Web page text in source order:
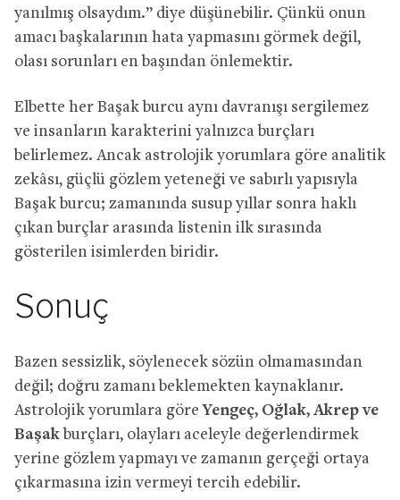
yanılmış olsaydım.” diye düşünebilir. Çünkü onun
amacı başkalarının hata yapmasını görmek değil,
olası sorunları en başından önlemektir.
Elbette her Başak burcu aynı davranışı sergilemez
ve insanların karakterini yalnızca burçları
belirlemez. Ancak astrolojik yorumlara göre analitik
zekâsı, güçlü gözlem yeteneği ve sabırlı yapısıyla
Başak burcu; zamanında susup yıllar sonra haklı
çıkan burçlar arasında listenin ilk sırasında
gösterilen isimlerden biridir.
Sonuç
Bazen sessizlik, söylenecek sözün olmamasından
değil; doğru zamanı beklemekten kaynaklanır.
Astrolojik yorumlara göre Yengeç, Oğlak, Akrep ve
Başak burçları, olayları aceleyle değerlendirmek
yerine gözlem yapmayı ve zamanın gerçeği ortaya
çıkarmasına izin vermeyi tercih edebilir.